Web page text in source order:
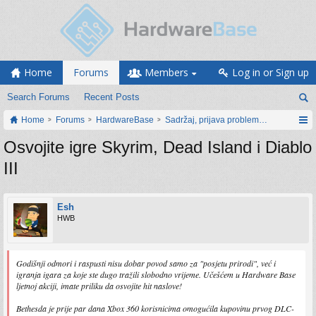
Home Forums
Search Forums Recent Posts
Members Log in or Sign up
Home Forums HardwareBase Sadržaj, prijava problema i prijedlozi
Osvojite igre Skyrim, Dead Island i Diablo
III
Esh
HWB
Godišnji odmori i raspusti nisu dobar povod samo za "posjetu prirodi", već i
igranja igara za koje ste dugo tražili slobodno vrijeme. Učešćem u Hardware Base
ljetnoj akciji, imate priliku da osvojite hit naslove!
Bethesda je prije par dana Xbox 360 korisnicima omogućila kupovinu prvog DLC-